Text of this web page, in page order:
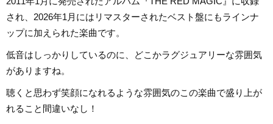
され、2026年1月にはリマスターされたベスト盤にもラインナ
ップに加えられた楽曲です。
低音はしっかりしているのに、どこかラグジュアリーな雰囲気
がありますね。
聴くと思わず笑顔になれるような雰囲気のこの楽曲で盛り上が
れること間違いなし！